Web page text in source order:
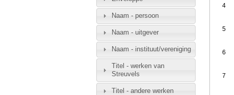
4
5
6
7
Naam - persoon
Naam - uitgever
Naam - instituut/vereniging
Titel - werken van
Streuvels
Titel - andere werken